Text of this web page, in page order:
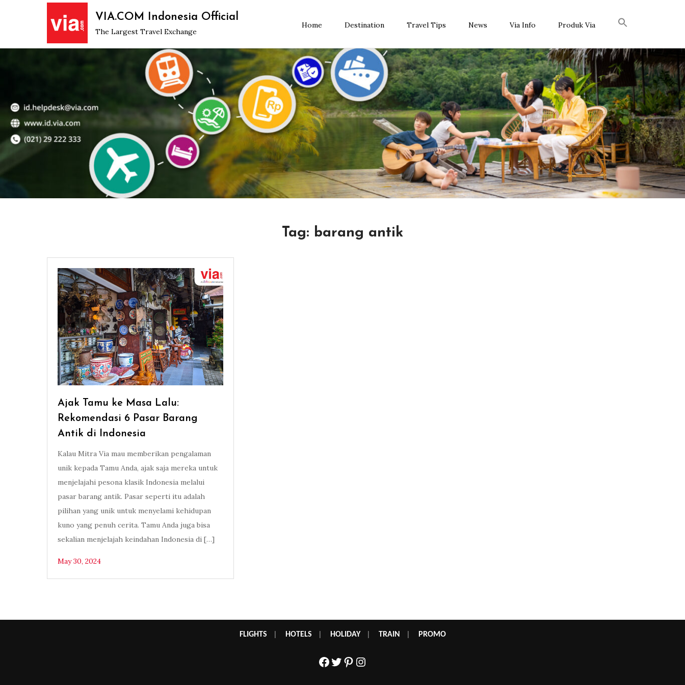
VIA.COM Indonesia Official
The Largest Travel Exchange
Home Destination Travel Tips News Via Info Produk Via
Tag: barang antik
Ajak Tamu ke Masa Lalu:
Rekomendasi 6 Pasar Barang
Antik di Indonesia
Kalau Mitra Via mau memberikan pengalaman
unik kepada Tamu Anda, ajak saja mereka untuk
menjelajahi pesona klasik Indonesia melalui
pasar barang antik. Pasar seperti itu adalah
pilihan yang unik untuk menyelami kehidupan
kuno yang penuh cerita. Tamu Anda juga bisa
sekalian menjelajah keindahan Indonesia di […]
May 30, 2024
FLIGHTS HOTELS HOLIDAY| TRAIN PROMO
Facebook
Twitter
Pinterest
Instagram